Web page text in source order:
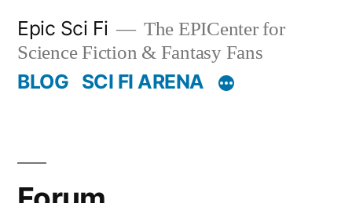
content
Epic Sci Fi
The EPICenter for
Science Fiction & Fantasy Fans
BLOG SCI FI ARENA